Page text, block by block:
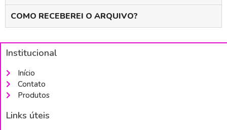
COMO RECEBEREI O ARQUIVO?
Institucional
Início
Contato
Produtos
Links úteis